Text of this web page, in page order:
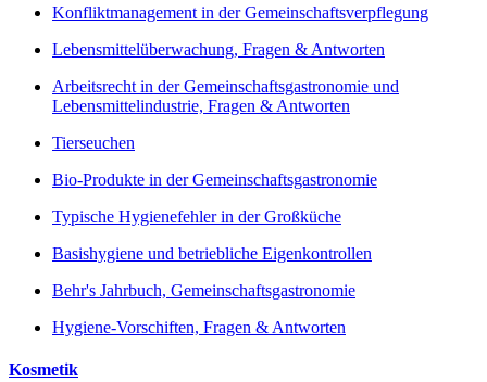
Konfliktmanagement in der Gemeinschaftsverpflegung
Lebensmittelüberwachung, Fragen & Antworten
Arbeitsrecht in der Gemeinschaftsgastronomie und
Lebensmittelindustrie, Fragen & Antworten
Tierseuchen
Bio-Produkte in der Gemeinschaftsgastronomie
Typische Hygienefehler in der Großküche
Basishygiene und betriebliche Eigenkontrollen
Behr's Jahrbuch, Gemeinschaftsgastronomie
Hygiene-Vorschiften, Fragen & Antworten
Kosmetik